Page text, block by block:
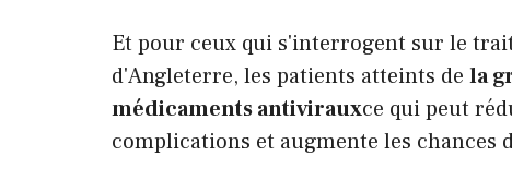
Et pour ceux qui s'interrogent sur le
d'Angleterre, les patients atteints de la
médicaments antivirauxce qui peut
complications et augmente les chances